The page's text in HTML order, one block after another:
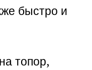
быстро и
топор,